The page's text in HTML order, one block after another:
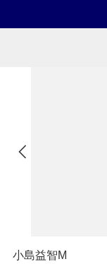
小島益智M